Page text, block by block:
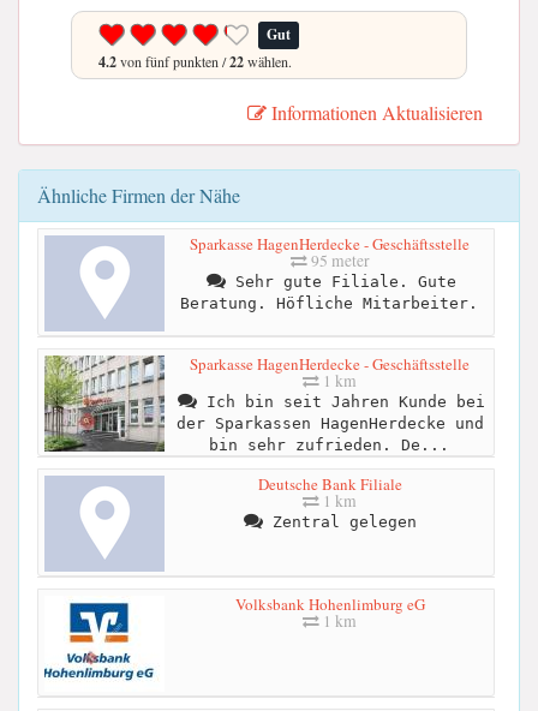
Gut
4.2von fünf punkten /22wählen.
Informationen Aktualisieren
Ähnliche Firmen der Nähe
Sparkasse HagenHerdecke - Geschäftsstelle
95 meter
Sehr gute Filiale. Gute
Beratung. Höfliche Mitarbeiter.
Sparkasse HagenHerdecke - Geschäftsstelle
1 km
Ich bin seit Jahren Kunde bei
der Sparkassen HagenHerdecke und
bin sehr zufrieden. De...
Deutsche Bank Filiale
1 km
Zentral gelegen
Volksbank Hohenlimburg eG
1 km